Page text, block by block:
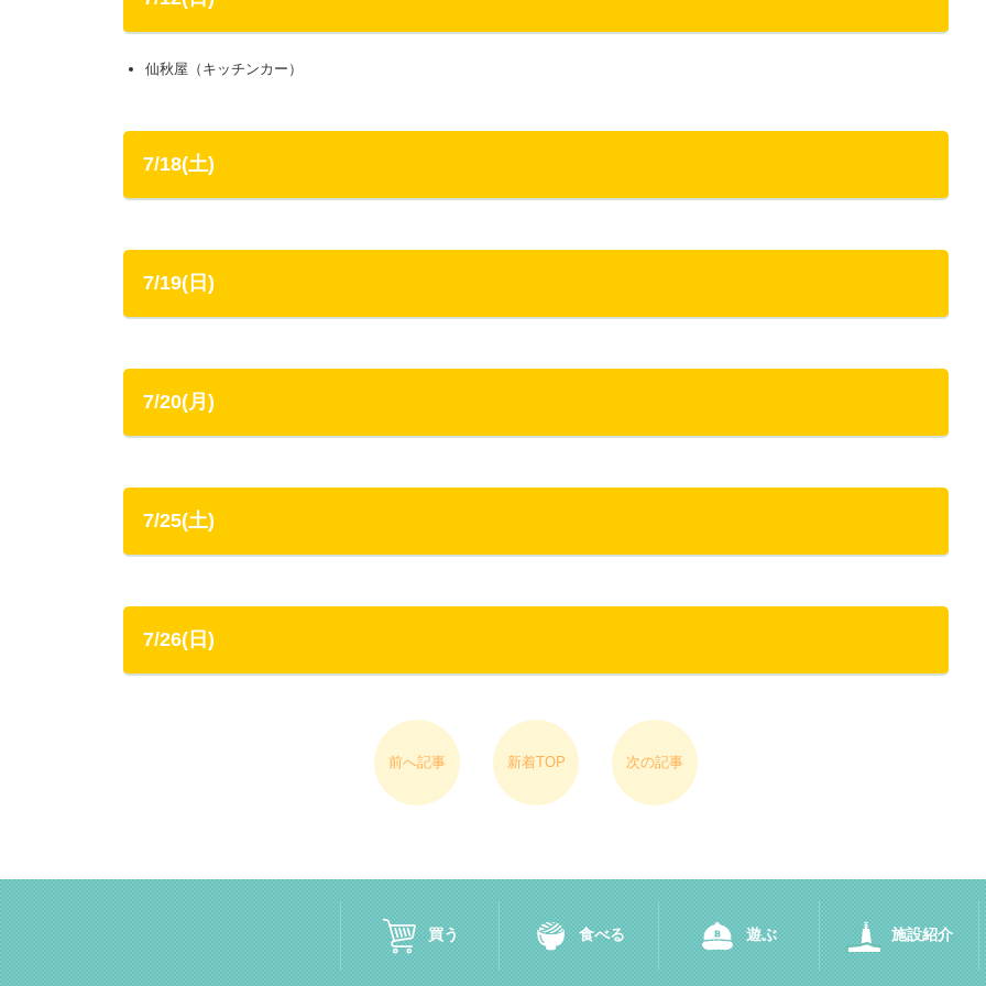
仙秋屋（キッチンカー）
7/18(土)
7/19(日)
7/20(月)
7/25(土)
7/26(日)
前へ記事 新着TOP 次の記事
買う 食べる 遊ぶ 施設紹介